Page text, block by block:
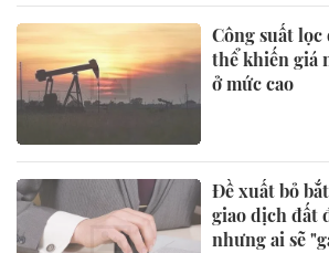
Công suất lọc
thể khiến giá
ở mức cao
Đề xuất bỏ
giao dịch đất
nhưng ai sẽ